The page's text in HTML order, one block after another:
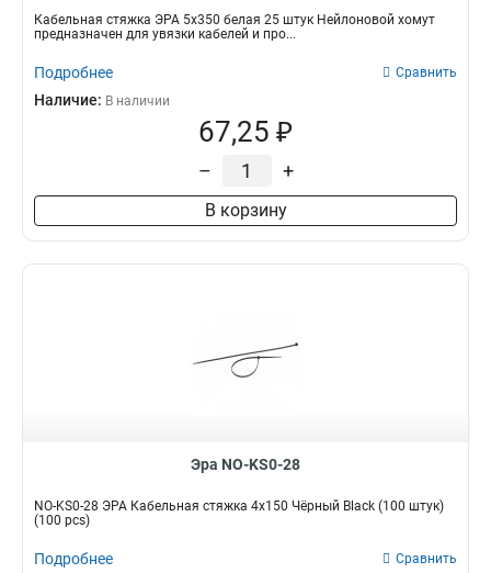
Кабельная стяжка ЭРА 5х350 белая 25 штук Нейлоновой хомут
предназначен для увязки кабелей и про...
Подробнее Сравнить
Наличие: В наличии
67,25 ₽
– +
В корзину
Эра NO-KS0-28
NO-KS0-28 ЭРА Кабельная стяжка 4х150 Чёрный Black (100 штук)
(100 pcs)
Подробнее Сравнить